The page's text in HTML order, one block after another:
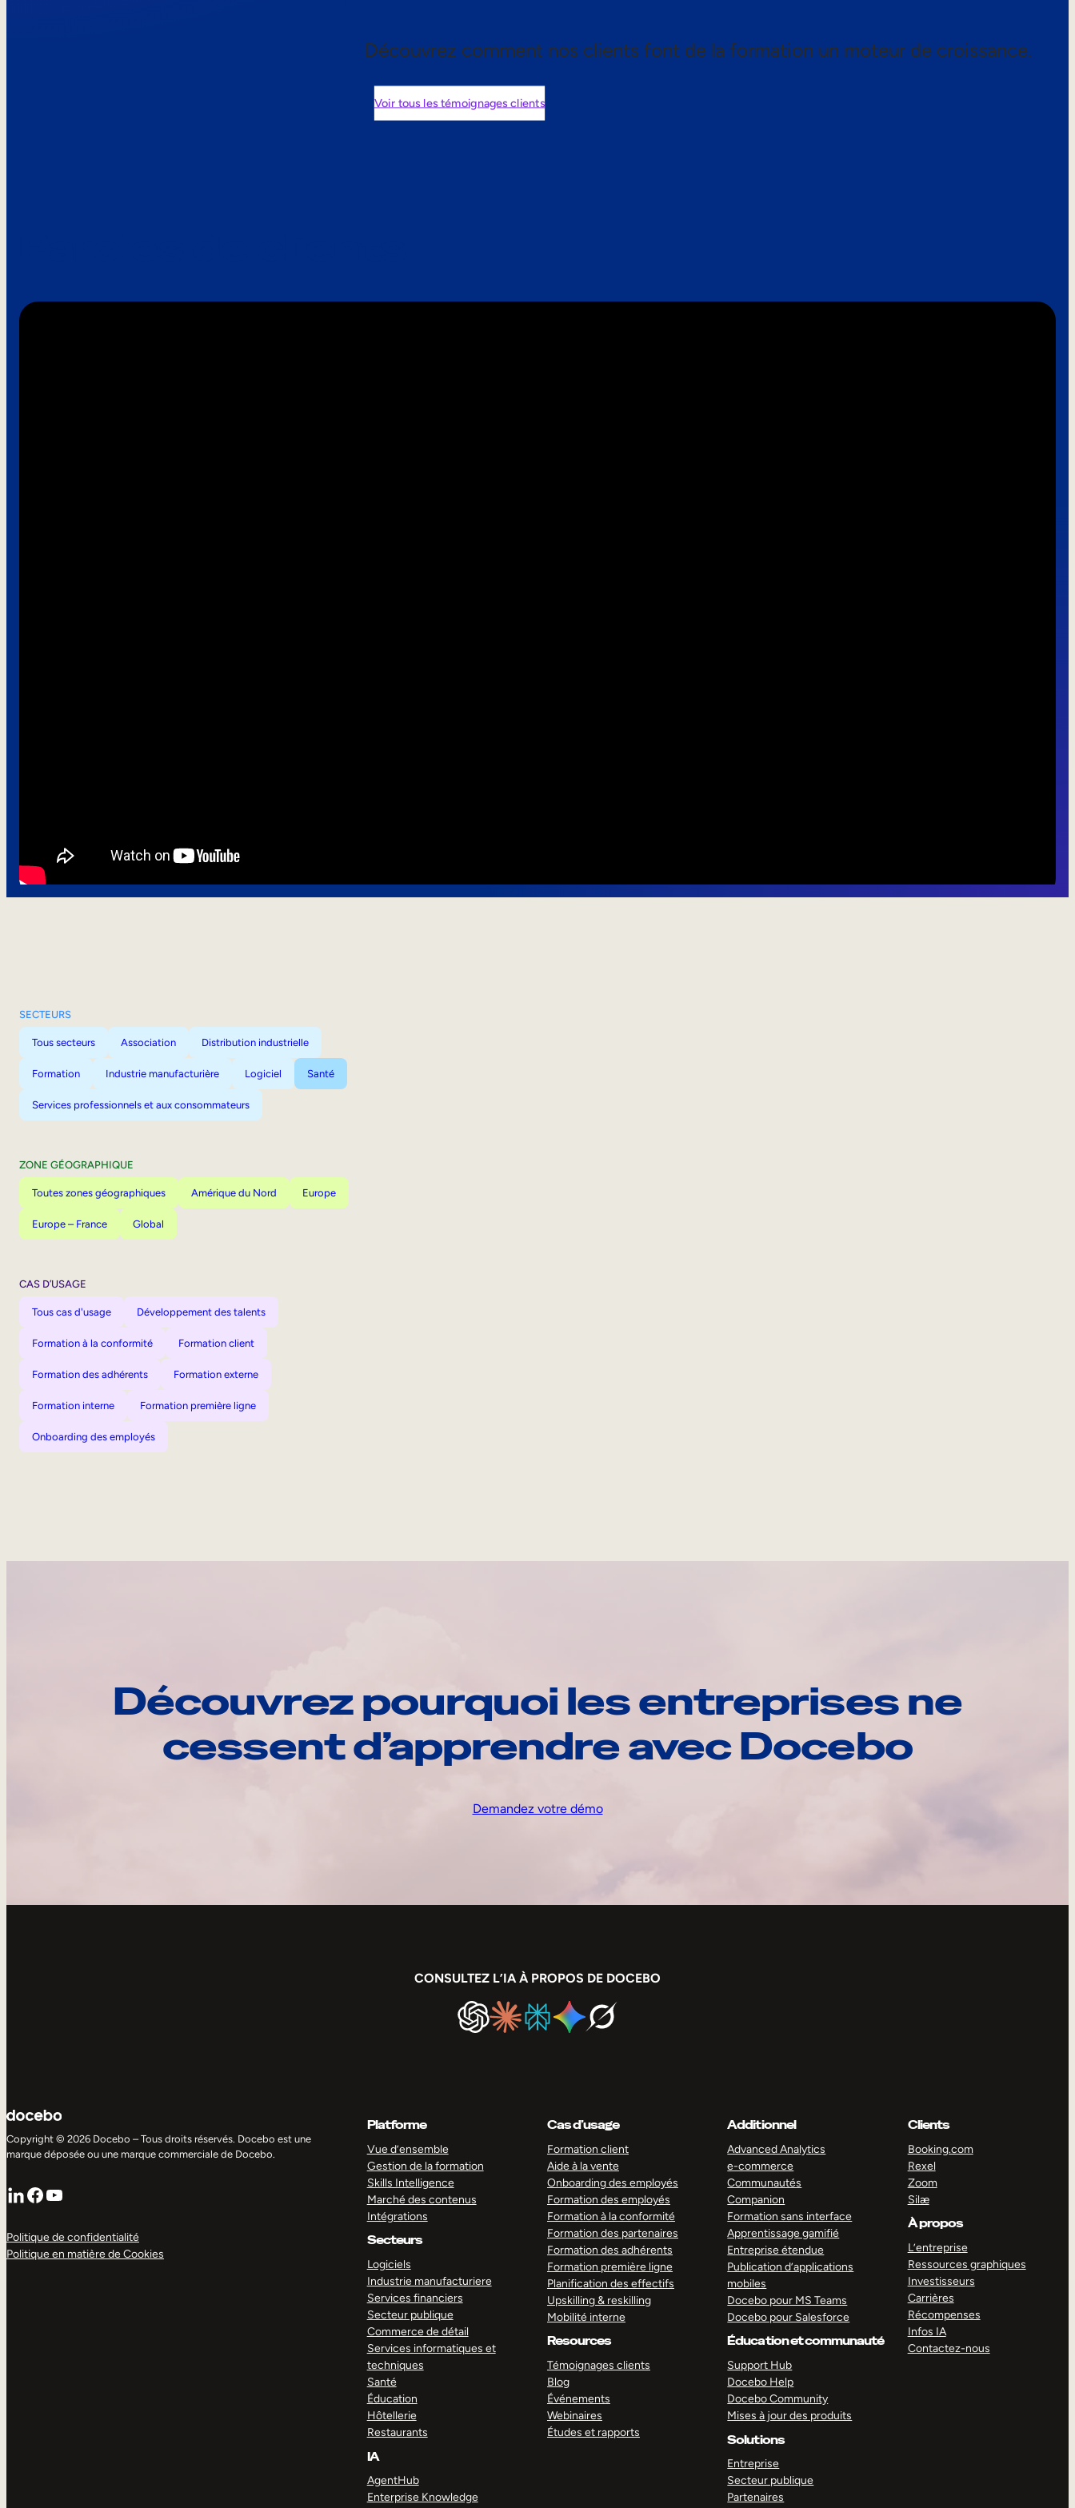
Découvrez comment nos clients font de la formation un moteur de croissance.
Voir tous les témoignages clients
SECTEURS
Tous secteurs Association Distribution industrielle
Formation Industrie manufacturière Logiciel Santé
Services professionnels et aux consommateurs
ZONE GÉOGRAPHIQUE
Toutes zones géographiques Amérique du Nord Europe
Europe – France Global
CAS D’USAGE
Tous cas d'usage Développement des talents
Formation à la conformité Formation client
Formation des adhérents Formation externe
Formation interne Formation première ligne
Onboarding des employés
Découvrez pourquoi les entreprises ne
cessent d’apprendre avec Docebo
Demandez votre démo
CONSULTEZ L’IA À PROPOS DE DOCEBO
Copyright © 2026 Docebo – Tous droits réservés. Docebo est une
marque déposée ou une marque commerciale de Docebo.
LinkedIn
Facebook
YouTube
Politique de confidentialité
Politique en matière de Cookies
Platforme
Vue d’ensemble
Gestion de la formation
Skills Intelligence
Marché des contenus
Intégrations
Secteurs
Logiciels
Industrie manufacturiere
Services financiers
Secteur publique
Commerce de détail
Services informatiques et
techniques
Santé
Éducation
Hôtellerie
Restaurants
IA
AgentHub
Enterprise Knowledge
Cas d’usage
Formation client
Aide à la vente
Onboarding des employés
Formation des employés
Formation à la conformité
Formation des partenaires
Formation des adhérents
Formation première ligne
Planification des effectifs
Upskilling & reskilling
Mobilité interne
Resources
Témoignages clients
Blog
Événements
Webinaires
Études et rapports
Additionnel
Advanced Analytics
e-commerce
Communautés
Companion
Formation sans interface
Apprentissage gamifié
Entreprise étendue
Publication d’applications
mobiles
Docebo pour MS Teams
Docebo pour Salesforce
Éducation et communauté
Support Hub
Docebo Help
Docebo Community
Mises à jour des produits
Solutions
Entreprise
Secteur publique
Partenaires
Clients
Booking.com
Rexel
Zoom
Silæ
À propos
L’entreprise
Ressources graphiques
Investisseurs
Carrières
Récompenses
Infos IA
Contactez-nous